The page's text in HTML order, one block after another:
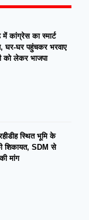
कांग्रेस का स्मार्ट
घर-घर पहुंचकर भरवाए
को लेकर भाजपा
स्थित भूमि के
शिकायत, SDM से
मांग